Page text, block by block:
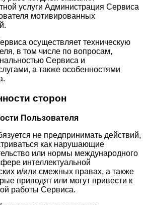
услуги Администрация Сервиса
мотивированных
осуществляет техническую
в том числе по вопросам,
Сервиса и
а также особенностями
сторон
Пользователя
не предпринимать действий,
как нарушающие
или нормы международного
интеллектуальной
и/или смежных правах, а также
приводят или могут привести к
работы Сервиса.